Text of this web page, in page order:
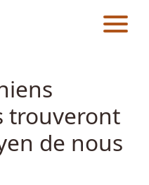
trouveront
de nous